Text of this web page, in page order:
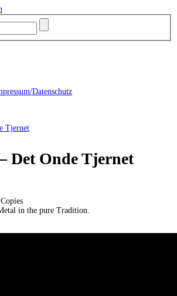
Datenschutz
Det Onde Tjernet
in the pure Tradition.